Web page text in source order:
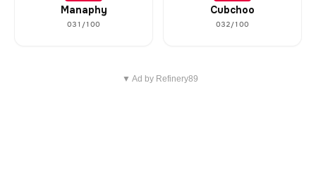
Manaphy
031/100
Cubchoo
032/100
▼ Ad by Refinery89